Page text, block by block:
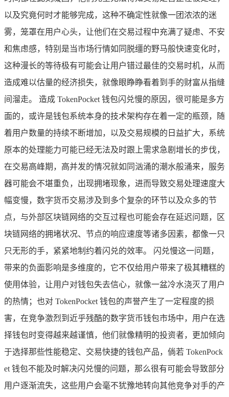
以及究竟何时才能够完成，这种不确定性就像一团浓浓的迷
雾，笼罩在用户心头，让他们在交易过程中充满了疑虑、不安
和焦虑感，特别是当市场行情如同脱缰的野马般快速变化时，
这种漫长的等待极有可能会让用户错过最佳的交易时机，从而
造成难以估量的经济损失，就像眼睁睁看着到手的财富从指缝
间溜走。 造成 TokenPocket 钱包闪兑慢的原因，很可能是多方
面的，或许是钱包系统本身的技术架构存在着一定的瓶颈，随
着用户数量的持续不断增加，以及交易规模的日益扩大，系统
原本的处理能力可能已经无法及时跟上需求急剧增长的步伐，
在交易高峰期，高并发的情况就如同汹涌的潮水般涌来，服务
器可能会不堪重负，出现拥堵现象，进而导致交易处理速度大
幅变慢，数字货币交易涉及到多个复杂的环节以及众多的节
点，与外部区块链网络的交互过程也可能会存在延迟问题，区
块链网络的拥堵状况、节点的响应速度等诸多因素，都像一只
只无形的手，紧紧地制约着闪兑的效率。 闪兑慢这一问题，
带来的负面影响是多维度的，它不仅给用户带来了极其糟糕的
使用体验，让用户对钱包失去信心，就像一盆冷水浇灭了用户
的热情；也对 TokenPocket 钱包的声誉产生了一定程度的损
害，在竞争激烈到近乎残酷的数字货币钱包市场中，用户在选
择钱包时变得越来越谨慎，他们就像精明的投资者，更加倾向
于选择那些性能稳定、交易快捷的钱包产品，倘若 TokenPock
et 钱包不能及时解决闪兑慢的问题，那么很有可能会导致部分
用户逐渐流失，这些用户会毫不犹豫地转向其他竞争对手的产